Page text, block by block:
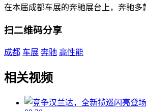
在本届成都车展的奔驰展台上，奔驰多
扫二维码分享
成都 车展 奔驰 高性能
相关视频